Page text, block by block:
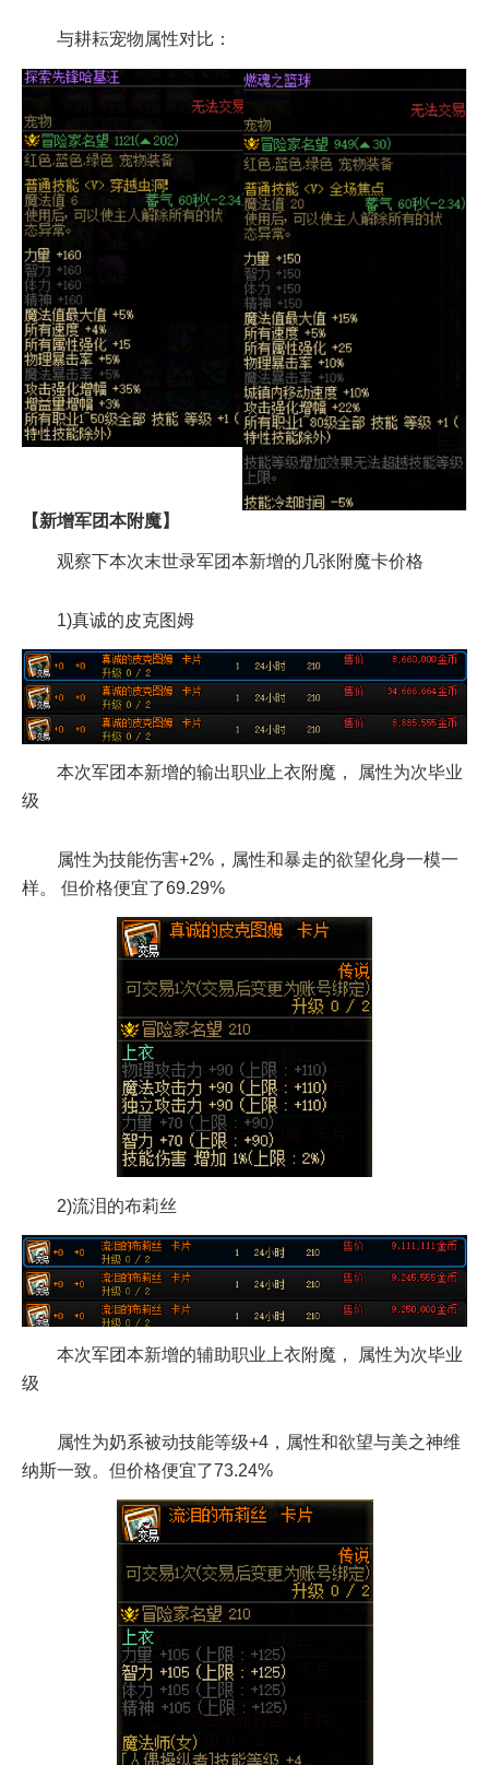
与耕耘宠物属性对比：
【新增军团本附魔】
观察下本次末世录军团本新增的几张附魔卡价格
1)真诚的皮克图姆
本次军团本新增的输出职业上衣附魔， 属性为次毕业
级
属性为技能伤害+2%，属性和暴走的欲望化身一模一
样。 但价格便宜了69.29%
2)流泪的布莉丝
本次军团本新增的辅助职业上衣附魔， 属性为次毕业
级
属性为奶系被动技能等级+4，属性和欲望与美之神维
纳斯一致。但价格便宜了73.24%